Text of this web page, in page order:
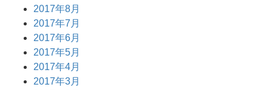
2017年8月
2017年7月
2017年6月
2017年5月
2017年4月
2017年3月